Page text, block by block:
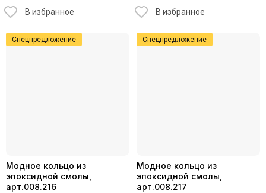
В избранное
В избранное
Спецпредложение
Модное кольцо из
эпоксидной смолы,
арт.008.216
Спецпредложение
Модное кольцо из
эпоксидной смолы,
арт.008.217